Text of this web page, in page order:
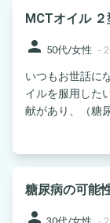
MCTオイル
person 50代/女性 -
いつもお世話に
イルを服用した
献があり、（糖
糖尿病の可能
person